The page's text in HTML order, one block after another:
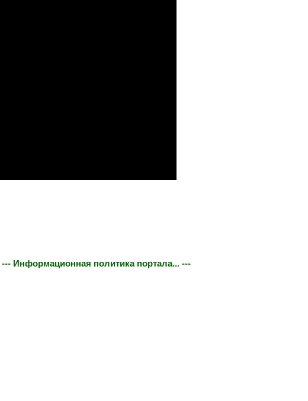
--- Информационная политика портала... ---